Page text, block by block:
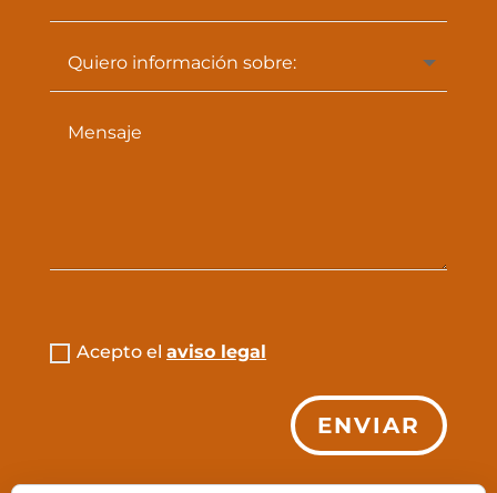
Acepto elaviso legal
ENVIAR